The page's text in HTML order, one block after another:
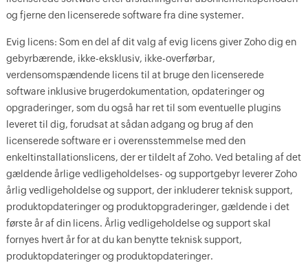
og fjerne den licenserede software fra dine systemer.
Evig licens: Som en del af dit valg af evig licens giver Zoho dig en
gebyrbærende, ikke-eksklusiv, ikke-overførbar,
verdensomspændende licens til at bruge den licenserede
software inklusive brugerdokumentation, opdateringer og
opgraderinger, som du også har ret til som eventuelle plugins
leveret til dig, forudsat at sådan adgang og brug af den
licenserede software er i overensstemmelse med den
enkeltinstallationslicens, der er tildelt af Zoho. Ved betaling af det
gældende årlige vedligeholdelses- og supportgebyr leverer Zoho
årlig vedligeholdelse og support, der inkluderer teknisk support,
produktopdateringer og produktopgraderinger, gældende i det
første år af din licens. Årlig vedligeholdelse og support skal
fornyes hvert år for at du kan benytte teknisk support,
produktopdateringer og produktopdateringer.